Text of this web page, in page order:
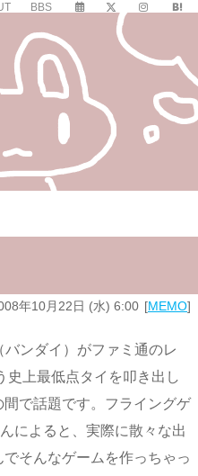
BBS
年10月22日 (水) 6:00 MEMO
ンダイ）がファミ通のレ
史上最低点タイを叩き出し
で話題です。フライングゲ
によると、実際に散々な出
そんなゲームを作っちゃっ